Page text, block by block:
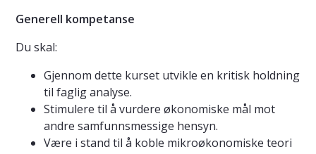
Generell kompetanse
Du skal:
Gjennom dette kurset utvikle en kritisk holdning
til faglig analyse.
Stimulere til å vurdere økonomiske mål mot
andre samfunnsmessige hensyn.
Være i stand til å koble mikroøkonomiske teori